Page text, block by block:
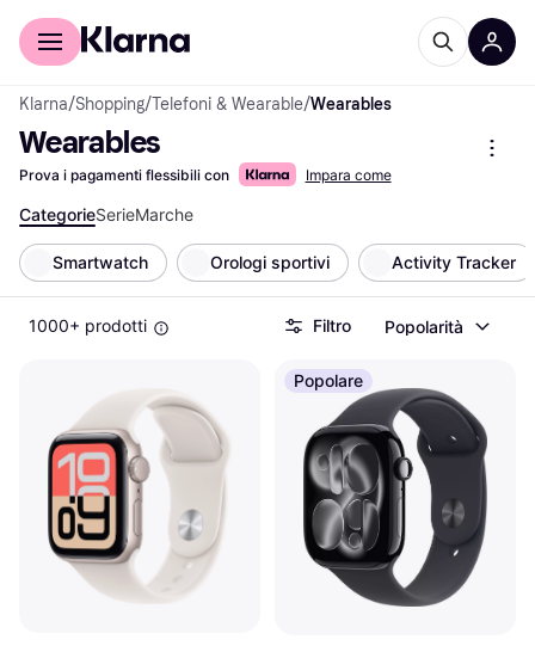
Per il tuo shopping
Klarna/Shopping/Telefoni & Wearable/Wearables
Wearables
Prova i pagamenti flessibili con Impara come
CategorieSerieMarche
Smartwatch Orologi sportivi Activity Tracker
1000+ prodotti Filtro Popolarità
Popolare